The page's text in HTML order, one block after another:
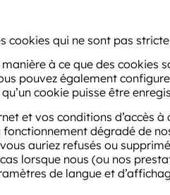
qui ne sont pas
à ce que des cookies
pouvez également
cookie puisse être
et vos conditions d’accès à
dégradé de
auriez refusés ou
lorsque nous (ou nos
de langue et